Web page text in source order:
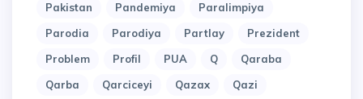
Pakistan
Pandemiya
Paralimpiya
Parodia
Parodiya Partlay
Prezident
Problem
Profil PUA Q
Qaraba
Qarba
Qarciceyi Qazax
Qazi